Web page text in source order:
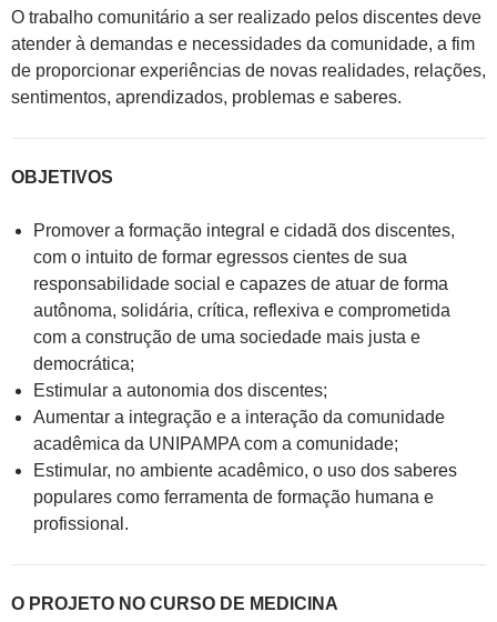
O trabalho comunitário a ser realizado pelos discentes deve
atender à demandas e necessidades da comunidade, a fim
de proporcionar experiências de novas realidades, relações,
sentimentos, aprendizados, problemas e saberes.
OBJETIVOS
Promover a formação integral e cidadã dos discentes,
com o intuito de formar egressos cientes de sua
responsabilidade social e capazes de atuar de forma
autônoma, solidária, crítica, reflexiva e comprometida
com a construção de uma sociedade mais justa e
democrática;
Estimular a autonomia dos discentes;
Aumentar a integração e a interação da comunidade
acadêmica da UNIPAMPA com a comunidade;
Estimular, no ambiente acadêmico, o uso dos saberes
populares como ferramenta de formação humana e
profissional.
O PROJETO NO CURSO DE MEDICINA